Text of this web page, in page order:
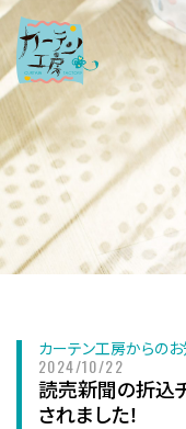
カーテン工房からの
2024/10/22
読売新聞の折込
されました！